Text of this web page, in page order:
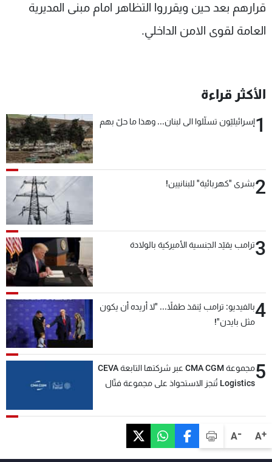
A+
A-
قرارهم بعد حين ويقرروا التظاهر امام مبنى المديرية
العامة لقوى الامن الداخلي.
الأكثر قراءة
1إسرائيليّون تسلّلوا الى لبنان... وهذا ما حلّ بهم
2بشرى "كهربائية" للبنانيين!
3ترامب يقيّد الجنسية الأميركية بالولادة
4بالفيديو: ترامب يُنقذ طفلاً... "لا أريده أن يكون
مثل بايدن"!
5
مجموعة CMA CGM عبر شركتها التابعة CEVA
Logistics تُنجز الاستحواذ على مجموعة فتّال